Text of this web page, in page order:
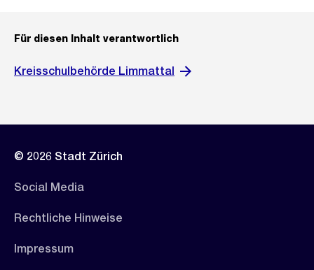
Für diesen Inhalt verantwortlich
Kreisschulbehörde Limmattal
© 2026 Stadt Zürich
Social Media
Rechtliche Hinweise
Impressum